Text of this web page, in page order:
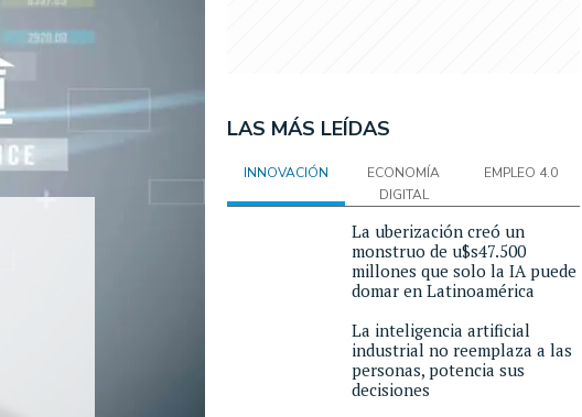
LAS MÁS LEÍDAS
INNOVACIÓN
ECONOMÍA
DIGITAL
EMPLEO 4.0
La uberización creó un
monstruo de u$s47.500
millones que solo la IA puede
domar en Latinoamérica
La inteligencia artificial
industrial no reemplaza a las
personas, potencia sus
decisiones